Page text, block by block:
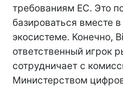
требованиям ЕС. Это
базироваться вместе
экосистеме. Конечно,
ответственный игрок
сотрудничает с
Министерством